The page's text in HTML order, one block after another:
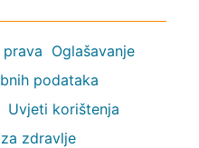
Oglašavanje
podataka
Uvjeti korištenja
zdravlje